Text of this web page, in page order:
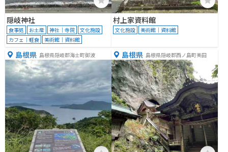
隠岐神社
食事処 お土産 神社｜寺院
文化施設
カフェ｜軽食
美術館｜資料館
村上家資料館
文化施設 美術館｜資料館
島根県 島根県隠岐郡海士町御波 島根県 島根県隠岐郡西ノ島町美田